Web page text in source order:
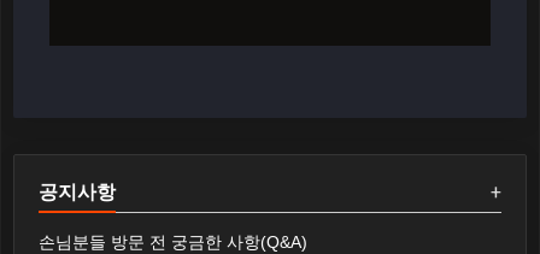
+
공지사항
손님분들 방문 전 궁금한 사항(Q&A)